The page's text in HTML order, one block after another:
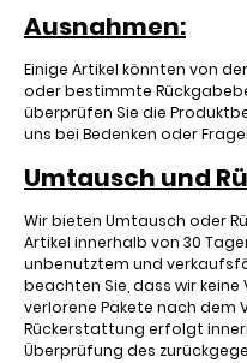
Ausnahmen:
Einige Artikel könnten von
oder bestimmte
überprüfen Sie die
uns bei Bedenken oder
Umtausch und
Wir bieten Umtausch oder
Artikel innerhalb von 30
unbenutztem und
beachten Sie, dass wir
verlorene Pakete nach dem
Rückerstattung erfolgt
Überprüfung des